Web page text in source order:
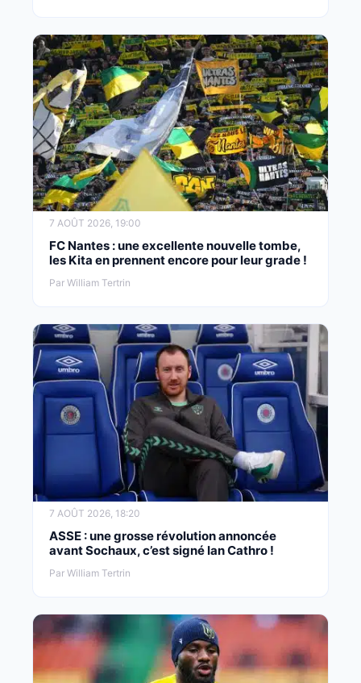
7 AOÛT 2026, 19:00
FC Nantes : une excellente nouvelle tombe,
les Kita en prennent encore pour leur grade !
Par William Tertrin
7 AOÛT 2026, 18:20
ASSE : une grosse révolution annoncée
avant Sochaux, c’est signé Ian Cathro !
Par William Tertrin